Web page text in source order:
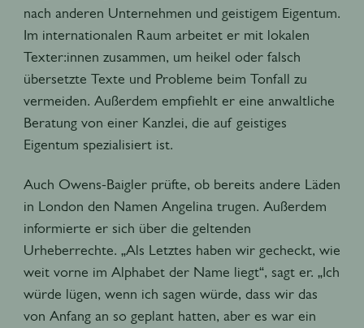
nach anderen Unternehmen und geistigem Eigentum.
Im internationalen Raum arbeitet er mit lokalen
Texter:innen zusammen, um heikel oder falsch
übersetzte Texte und Probleme beim Tonfall zu
vermeiden. Außerdem empfiehlt er eine anwaltliche
Beratung von einer Kanzlei, die auf geistiges
Eigentum spezialisiert ist.
Auch Owens-Baigler prüfte, ob bereits andere Läden
in London den Namen Angelina trugen. Außerdem
informierte er sich über die geltenden
Urheberrechte. „Als Letztes haben wir gecheckt, wie
weit vorne im Alphabet der Name liegt“, sagt er. „Ich
würde lügen, wenn ich sagen würde, dass wir das
von Anfang an so geplant hatten, aber es war ein